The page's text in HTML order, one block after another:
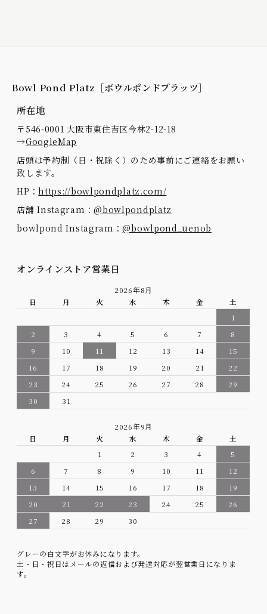
Bowl Pond Platz［ボウルポンドプラッツ］
所在地
〒546-0001 大阪市東住吉区今林2-12-18
→GoogleMap
店頭は予約制（日・祝除く）のため事前にご連絡をお願い
致します。
HP：https://bowlpondplatz.com/
店舗 Instagram：@bowlpondplatz
bowlpond Instagram：@bowlpond_uenob
オンラインストア営業日
2026年8月
日
月 火 水 木 金
土
1
2
3 4 5 6 7
8
9
10 11 12 13 14
15
16
17 18 19 20 21
22
23
24 25 26 27 28
29
30
31
2026年9月
日
月 火 水 木 金
土
1
2 3 4
5
6
7 8 9 10 11
12
13
14 15 16 17 18
19
20
21 22 23 24 25
26
27
28 29 30
グレーの白文字がお休みになります。
土・日・祝日はメールの返信および発送対応が翌営業日になりま
す。